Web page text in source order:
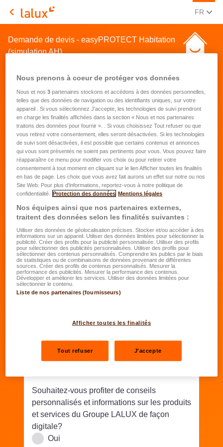
LALUX Assurances
FR
Demande de devis - easyPROTECT Habitation
(simulation AH)
Demande de devis pour une
assurance habitation
Prénom*
Nom*
Date de naissance*
JJ.MM.AAAA
Rue/N°*
Souhaitez-vous profiter de conseils
personnalisés et informations sur les produits
et services du Groupe LALUX de façon
digitale?
Oui
Nous prenons à coeur de protéger vos données
Nous et nos3 partenaires stockons et accédons à des données personnelles,
telles que des données de navigation ou des identifiants uniques, sur votre
appareil . Si vous sélectionnez J'accepte, les technologies de suivi prendront
en charge les finalités affichées dans la section « Nous et nos partenaires
traitons des données pour fournir ». . Si vous choisissez Tout refuser ou que
vous retirez votre consentement, elles seront désactivées. Si les technologies
de suivi sont désactivées, il est possible que certains contenus et annonces
qui vous sont présentés ne soient pas pertinents pour vous. Vous pouvez faire
réapparaître ce menu pour modifier vos choix ou pour retirer votre
consentement à tout moment en cliquant sur le lien Afficher toutes les finalités
en bas de page. Les choix que vous avez fait aurons un effet sur notre ou nos
Site Web. Pour plus d’informations, reportez-vous à notre politique de
confidentialité.
Protection des données Mentions légales
Nos équipes ainsi que nos partenaires externes,
traitent des données selon les finalités suivantes :
Utiliser des données de géolocalisation précises. Stocker et/ou accéder à des
informations sur un appareil. Utiliser des données limitées pour sélectionner la
publicité. Créer des profils pour la publicité personnalisée. Utiliser des profils
pour sélectionner des publicités personnalisées. Utiliser des profils pour
sélectionner des contenus personnalisés. Comprendre les publics par le biais
de statistiques ou de combinaisons de données provenant de différentes
sources. Créer des profils de contenus personnalisés. Mesurer la
performance des publicités. Mesurer la performance des contenus.
Développer et améliorer les services. Utiliser des données limitées pour
sélectionner le contenu.
Liste de nos partenaires (fournisseurs)
Afficher toutes les finalités
Tout refuser J'accepte